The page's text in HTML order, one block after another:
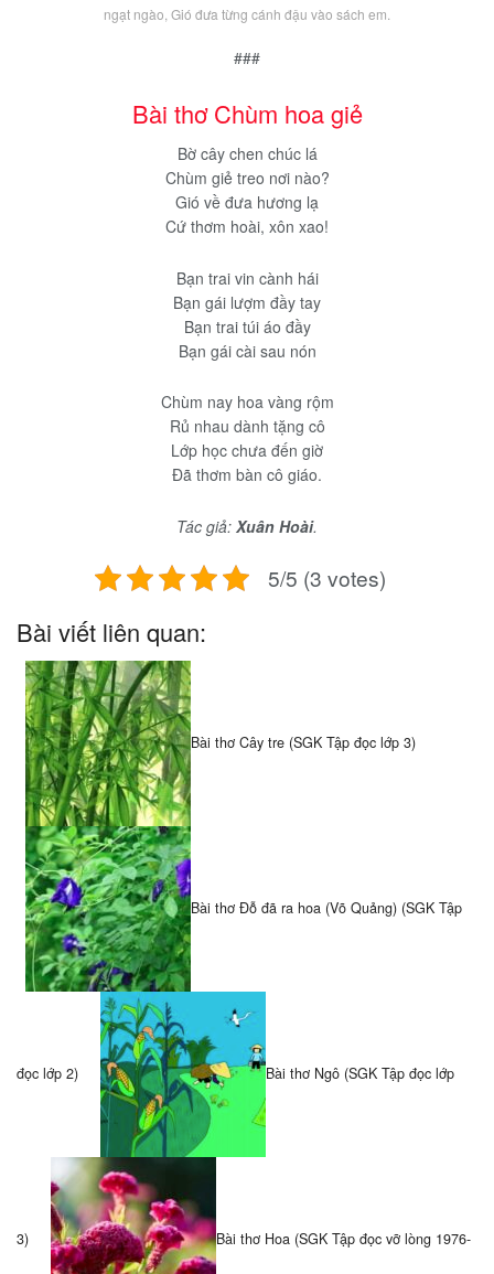
ngạt ngào, Gió đưa từng cánh đậu vào sách em.
###
Bài thơ Chùm hoa giẻ
Bờ cây chen chúc lá
Chùm giẻ treo nơi nào?
Gió về đưa hương lạ
Cứ thơm hoài, xôn xao!
Bạn trai vin cành hái
Bạn gái lượm đầy tay
Bạn trai túi áo đầy
Bạn gái cài sau nón
Chùm nay hoa vàng rộm
Rủ nhau dành tặng cô
Lớp học chưa đến giờ
Đã thơm bàn cô giáo.
Tác giả: Xuân Hoài.
5/5 (3 votes)
Bài viết liên quan:
Bài thơ Cây tre (SGK Tập đọc lớp 3)
Bài thơ Đỗ đã ra hoa (Võ Quảng) (SGK Tập
đọc lớp 2) Bài thơ Ngô (SGK Tập đọc lớp
3) Bài thơ Hoa (SGK Tập đọc vỡ lòng 1976-